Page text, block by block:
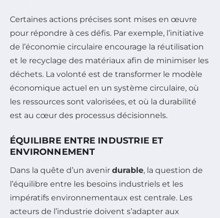
Certaines actions précises sont mises en œuvre
pour répondre à ces défis. Par exemple, l’initiative
de l’économie circulaire encourage la réutilisation
et le recyclage des matériaux afin de minimiser les
déchets. La volonté est de transformer le modèle
économique actuel en un système circulaire, où
les ressources sont valorisées, et où la durabilité
est au cœur des processus décisionnels.
ÉQUILIBRE ENTRE INDUSTRIE ET
ENVIRONNEMENT
Dans la quête d’un avenir durable, la question de
l’équilibre entre les besoins industriels et les
impératifs environnementaux est centrale. Les
acteurs de l’industrie doivent s’adapter aux